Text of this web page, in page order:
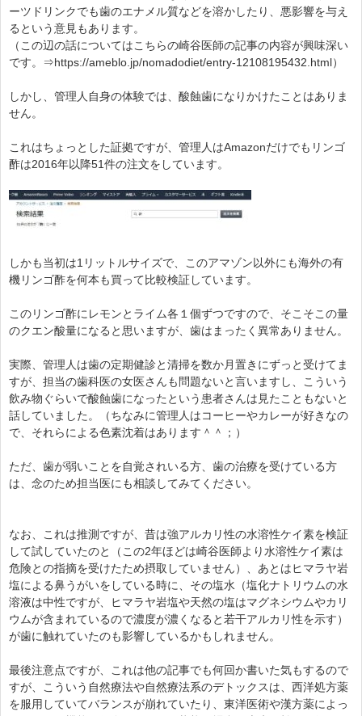
ーツドリンクでも歯のエナメル質などを溶かしたり、悪影響を与え
るという意見もあります。
（この辺の話についてはこちらの崎谷医師の記事の内容が興味深い
です。⇒https://ameblo.jp/nomadodiet/entry-12108195432.html）
しかし、管理人自身の体験では、酸蝕歯になりかけたことはありま
せん。
これはちょっとした証拠ですが、管理人はAmazonだけでもリンゴ
酢は2016年以降51件の注文をしています。
しかも当初は1リットルサイズで、このアマゾン以外にも海外の有
機リンゴ酢を何本も買って比較検証しています。
このリンゴ酢にレモンとライム各１個ずつですので、そこそこの量
のクエン酸量になると思いますが、歯はまったく異常ありません。
実際、管理人は歯の定期健診と清掃を数か月置きにずっと受けてま
すが、担当の歯科医の女医さんも問題ないと言いますし、こういう
飲み物ぐらいで酸蝕歯になったという患者さんは見たこともないと
話していました。（ちなみに管理人はコーヒーやカレーが好きなの
で、それらによる色素沈着はあります＾＾；）
ただ、歯が弱いことを自覚されいる方、歯の治療を受けている方
は、念のため担当医にも相談してみてください。
なお、これは推測ですが、昔は強アルカリ性の水溶性ケイ素を検証
して試していたのと（この2年ほどは崎谷医師より水溶性ケイ素は
危険との指摘を受けたため摂取していません）、あとはヒマラヤ岩
塩による鼻うがいをしている時に、その塩水（塩化ナトリウムの水
溶液は中性ですが、ヒマラヤ岩塩や天然の塩はマグネシウムやカリ
ウムが含まれているので濃度が濃くなると若干アルカリ性を示す）
が歯に触れていたのも影響しているかもしれません。
最後注意点ですが、これは他の記事でも何回か書いた気もするので
すが、こういう自然療法や自然療法系のデトックスは、西洋処方薬
を服用していてバランスが崩れていたり、東洋医術や漢方薬によっ